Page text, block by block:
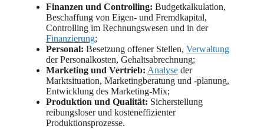
Finanzen und Controlling: Budgetkalkulation,
Beschaffung von Eigen- und Fremdkapital,
Controlling im Rechnungswesen und in der
Finanzierung;
Personal: Besetzung offener Stellen, Verwaltung
der Personalkosten, Gehaltsabrechnung;
Marketing und Vertrieb: Analyse der
Marktsituation, Marketingberatung und -planung,
Entwicklung des Marketing-Mix;
Produktion und Qualität: Sicherstellung
reibungsloser und kosteneffizienter
Produktionsprozesse.